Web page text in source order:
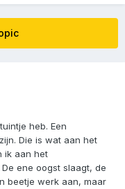
heb. Een
Die is wat aan het
ik aan het
ene oogst slaagt, de
beetje werk aan, maar